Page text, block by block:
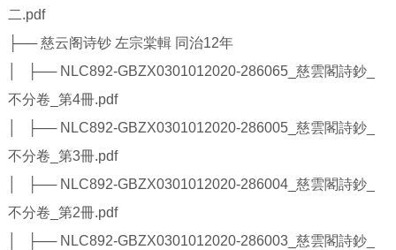
二.pdf
├── 慈云阁诗钞 左宗棠輯 同治12年
│ ├── NLC892-GBZX0301012020-286065_慈雲閣詩鈔_
不分卷_第4冊.pdf
│ ├── NLC892-GBZX0301012020-286005_慈雲閣詩鈔_
不分卷_第3冊.pdf
│ ├── NLC892-GBZX0301012020-286004_慈雲閣詩鈔_
不分卷_第2冊.pdf
│ ├── NLC892-GBZX0301012020-286003_慈雲閣詩鈔_